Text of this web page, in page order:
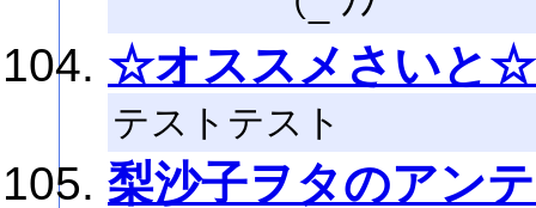
☆オススメさいと☆
テストテスト
梨沙子ヲタのアン